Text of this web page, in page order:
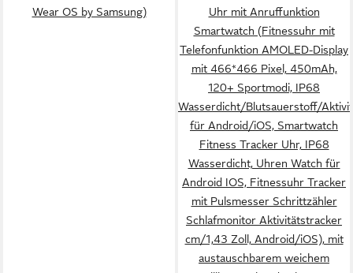
Wear OS by Samsung)
Uhr mit Anruffunktion
Smartwatch (Fitnessuhr mit
Telefonfunktion AMOLED-Display
mit 466*466 Pixel, 450mAh,
120+ Sportmodi, IP68
Wasserdicht/Blutsauerstoff/
für Android/iOS, Smartwatch
Fitness Tracker Uhr, IP68
Wasserdicht, Uhren Watch für
Android IOS, Fitnessuhr Tracker
mit Pulsmesser Schrittzähler
Schlafmonitor Aktivitätstracker
cm/1,43 Zoll, Android/iOS), mit
austauschbarem weichem